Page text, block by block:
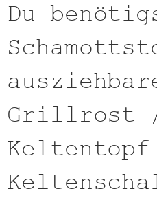
Du
Grillrost